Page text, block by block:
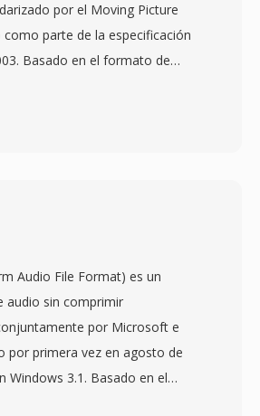
por el Moving Picture
como parte de la especificación
Basado en el formato de
(MPEG-4 Part 12), qué a su
H.264 o H.265 con audio
alternativos incluyendo AV1,
AC-3 y ALAC. El diseño
avanzadas como
streaming para descarga
adaptativo, marcadores
Audio File Format) es un
audio sin comprimir
por Microsoft e
por primera vez en agosto de
Windows 3.1. Basado en el
Interchange File